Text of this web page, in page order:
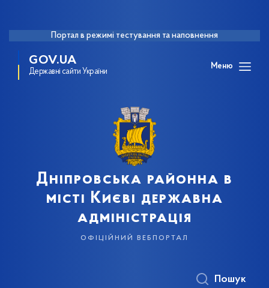
Портал в режимі тестування та наповнення
GOV.UA
Державні сайти України
Меню
Дніпровська районна в
місті Києві державна
адміністрація
офіційний вебпортал
Пошук